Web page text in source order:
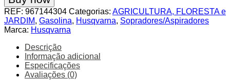
Soprador
Husqvarna
360BT
REF: 967144304 Categorias: AGRICULTURA, FLORESTA e
JARDIM, Gasolina, Husqvarna, Sopradores/Aspiradores
Marca: Husqvarna
Descrição
Informação adicional
Especificações
Avaliações (0)